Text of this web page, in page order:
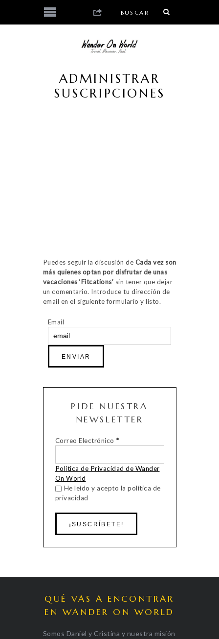
ADMINISTRAR
SUSCRIPCIONES
Puedes seguir la discusión de Cada vez son
más quienes optan por disfrutar de unas
vacaciones ‘Fitcations’ sin tener que dejar
un comentario. Introduce tu dirección de
email en el siguiente formulario y listo.
Email
PIDE NUESTRA
NEWSLETTER
Correo Electrónico *
Política de Privacidad de Wander
On World
He leído y acepto la política de
privacidad
QUÉ VAS A ENCONTRAR
EN WANDER ON WORLD
Somos Daniel y Cristina y nuestra misión